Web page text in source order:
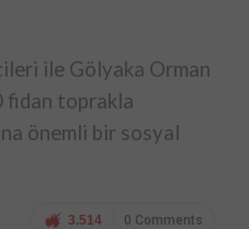
ile Gölyaka Orman
fidan toprakla
önemli bir sosyal
0 Comments
3.514